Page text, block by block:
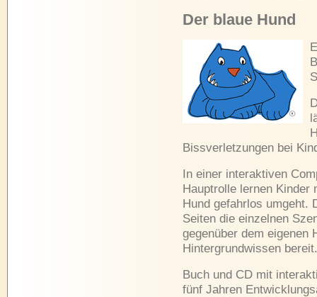
Der blaue Hund
Bissverletzungen bei
In einer interaktiven
Hauptrolle lernen Kinder
Hund gefahrlos umgeht.
Seiten die einzelnen
gegenüber dem eigenen
Hintergrundwissen bereit.
Buch und CD mit
fünf Jahren